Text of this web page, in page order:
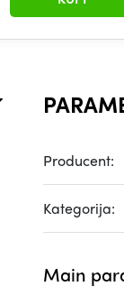
Producent:
Kategorija:
Main